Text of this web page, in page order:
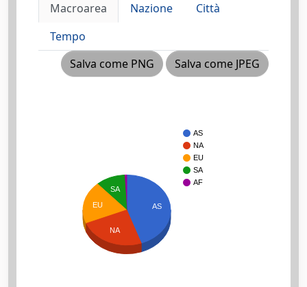
Macroarea Nazione
Città
Tempo
Salva come PNG
Salva come JPEG
AS
NA
EU
SA
AF
AS
SA
EU
NA